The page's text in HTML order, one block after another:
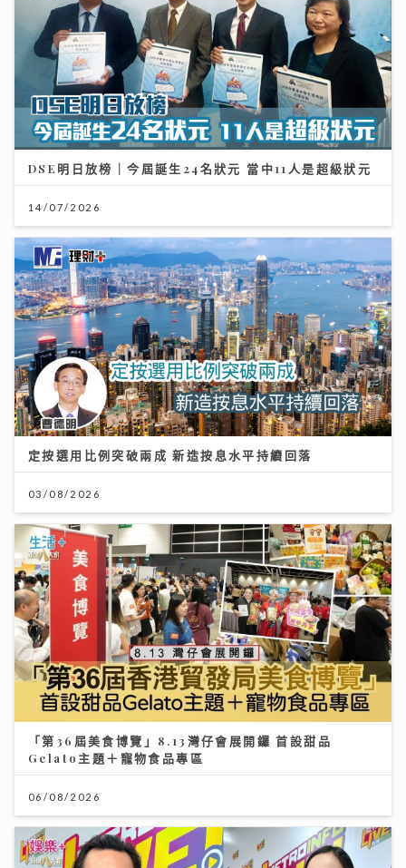
DSE明日放榜｜今屆誕生24名狀元 當中11人是超級狀元
14/07/2026
定按選用比例突破兩成 新造按息水平持續回落
03/08/2026
「第36屆美食博覽」8.13灣仔會展開鑼 首設甜品
Gelato主題＋寵物食品專區
06/08/2026